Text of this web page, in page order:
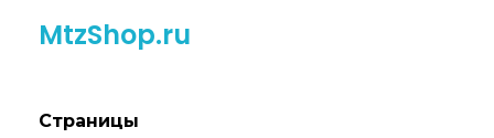
MtzShop.ru
Страницы